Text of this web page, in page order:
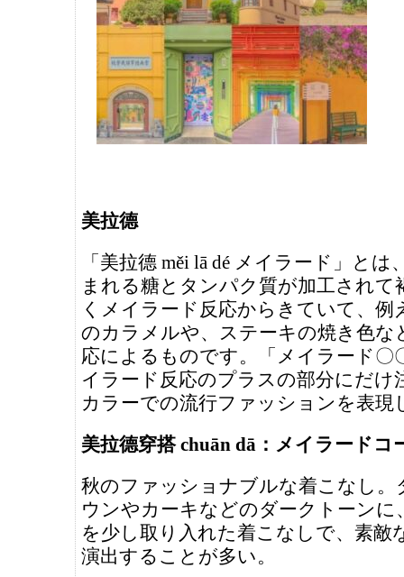
美拉德
「美拉德 měi lā dé メイラード」とは
まれる糖とタンパク質が加工されて
くメイラード反応からきていて、例
のカラメルや、ステーキの焼き色な
応によるものです。「メイラード〇
イラード反応のプラスの部分にだけ
カラーでの流行ファッションを表現
美拉德穿搭 chuān dā：メイラードコ
秋のファッショナブルな着こなし。
ウンやカーキなどのダークトーンに
を少し取り入れた着こなしで、素敵
演出することが多い。